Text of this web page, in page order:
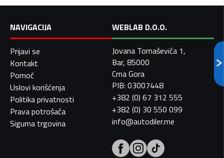
NAVIGACIJA
Prijavi se
Kontakt
Pomoć
Uslovi korišćenja
Politika privatnosti
Prava potrošača
Sigurna trgovina
WEBLAB D.O.O.
Jovana Tomaševića 1,
Bar, 85000
Crna Gora
PIB: 03007448
+382 (0) 67 312 555
+382 (0) 30 550 099
info@autodiler.me